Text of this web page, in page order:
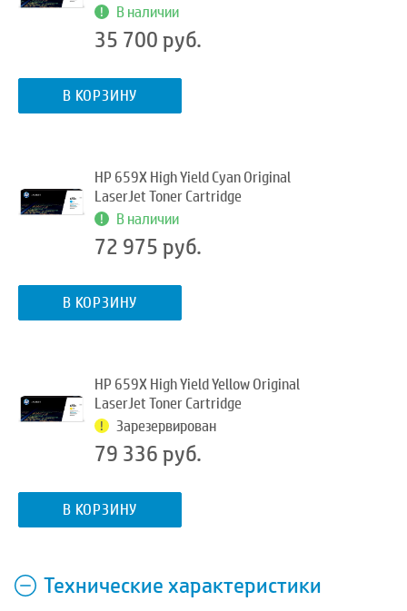
В наличии
35 700 руб.
В КОРЗИНУ
HP 659X High Yield Cyan Original
LaserJet Toner Cartridge
В наличии
72 975 руб.
В КОРЗИНУ
HP 659X High Yield Yellow Original
LaserJet Toner Cartridge
Зарезервирован
79 336 руб.
В КОРЗИНУ
Технические характеристики